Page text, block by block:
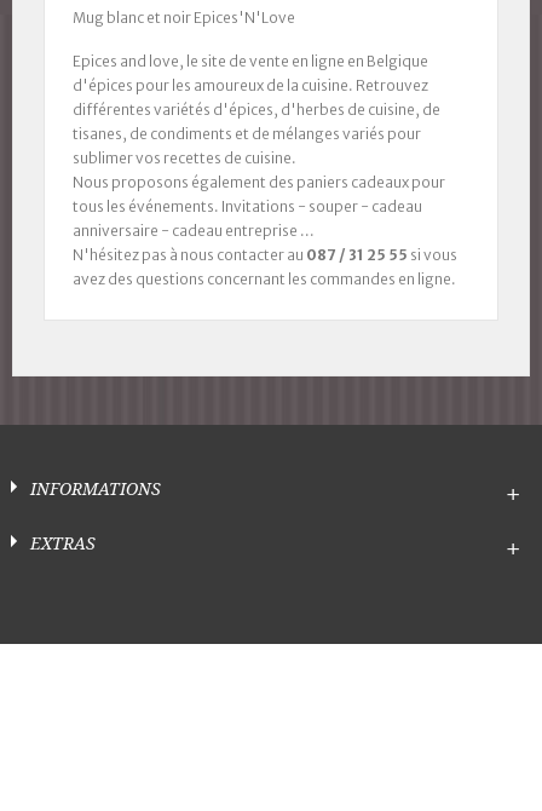
Mug blanc et noir Epices'N'Love
Epices and love, le site de vente en ligne en Belgique
d'épices pour les amoureux de la cuisine. Retrouvez
différentes variétés d'épices, d'herbes de cuisine, de
tisanes, de condiments et de mélanges variés pour
sublimer vos recettes de cuisine.
Nous proposons également des paniers cadeaux pour
tous les événements. Invitations - souper - cadeau
anniversaire - cadeau entreprise ...
N'hésitez pas à nous contacter au 087 / 31 25 55 si vous
avez des questions concernant les commandes en ligne.
INFORMATIONS
EXTRAS